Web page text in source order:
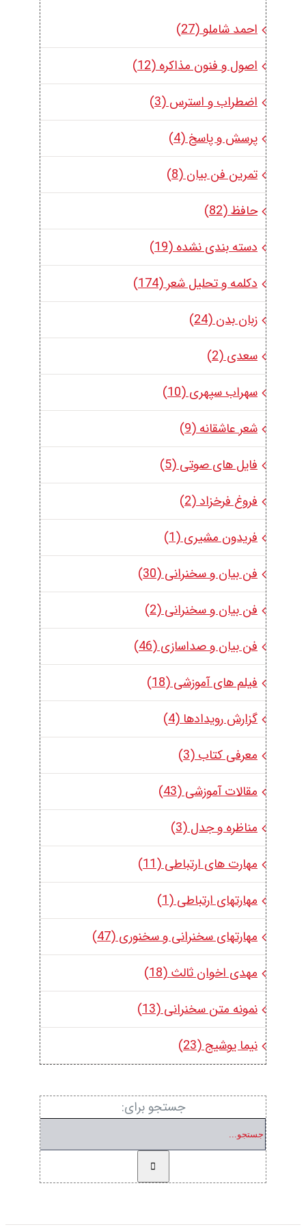
احمد شاملو (27)
اصول و فنون مذاکره (12)
اضطراب و استرس (3)
پرسش و پاسخ (4)
تمرین فن بیان (8)
حافظ (82)
دسته بندی نشده (19)
دکلمه و تحلیل شعر (174)
زبان بدن (24)
سعدی (2)
سهراب سپهری (10)
شعر عاشقانه (9)
فایل های صوتی (5)
فروغ فرخزاد (2)
فریدون مشیری (1)
فن بیان و سخنرانی (30)
فن بیان و سخنرانی (2)
فن بیان و صداسازی (46)
فیلم های آموزشی (18)
گزارش رویدادها (4)
معرفی کتاب (3)
مقالات آموزشی (43)
مناظره و جدل (3)
مهارت های ارتباطی (11)
مهارتهای ارتباطی (1)
مهارتهای سخنرانی و سخنوری (47)
مهدی اخوان ثالث (18)
نمونه متن سخنرانی (13)
نیما یوشیج (23)
جستجو برای: